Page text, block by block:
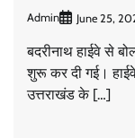
Admin June 25,
बदरीनाथ हाईवे से
शुरू कर दी गई।
उत्तराखंड के […]